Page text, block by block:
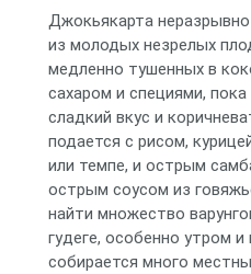
Джокьякарта
из молодых незрелых
медленно тушенных в
сахаром и специями,
сладкий вкус и
подается с рисом,
или темпе, и острым
острым соусом из
найти множество
гудеге, особенно утром
собирается много